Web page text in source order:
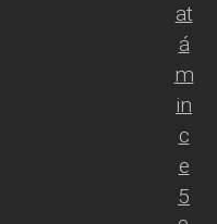
at
á
m
in
c
e
5